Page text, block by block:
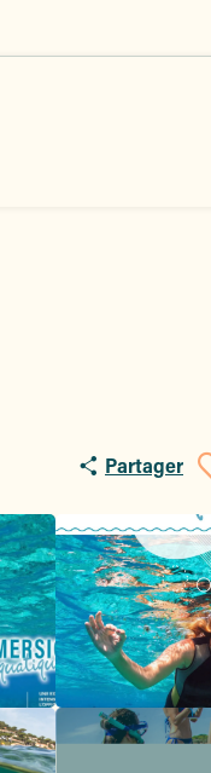
Partager